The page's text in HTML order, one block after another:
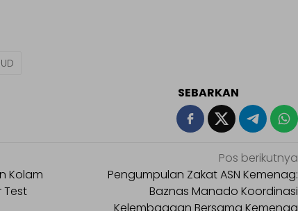
SEBARKAN
Kolam
Test
Pos berikutnya
Pengumpulan Zakat ASN Kemenag:
Baznas Manado Koordinasi